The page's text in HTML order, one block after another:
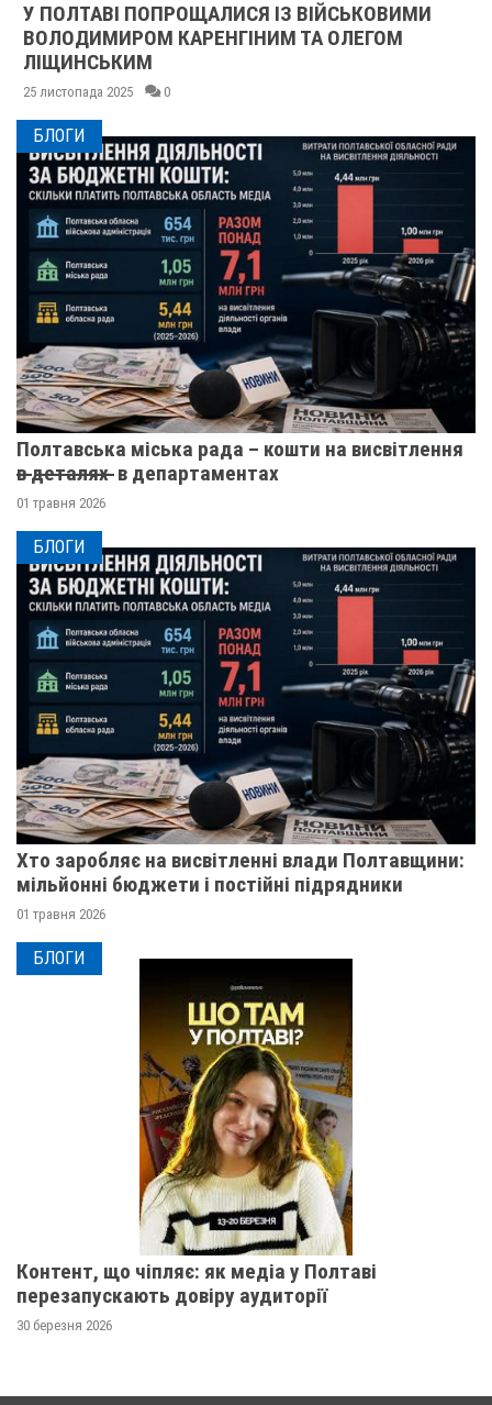
У ПОЛТАВІ ПОПРОЩАЛИСЯ ІЗ ВІЙСЬКОВИМИ
ВОЛОДИМИРОМ КАРЕНГІНИМ ТА ОЛЕГОМ
ЛІЩИНСЬКИМ
25 листопада 2025 0
БЛОГИ
Полтавська міська рада – кошти на висвітлення
в̶ ̶д̶е̶т̶а̶л̶я̶х̶ ̶ в департаментах
01 травня 2026
БЛОГИ
Хто заробляє на висвітленні влади Полтавщини:
мільйонні бюджети і постійні підрядники
01 травня 2026
БЛОГИ
Контент, що чіпляє: як медіа у Полтаві
перезапускають довіру аудиторії
30 березня 2026